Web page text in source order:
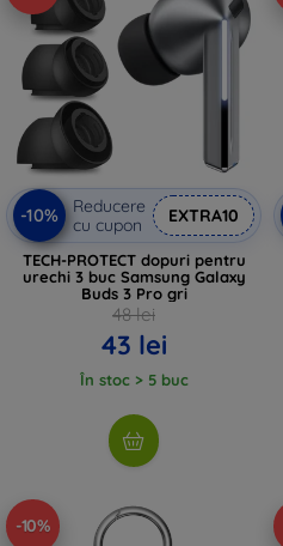
-10%
Reducere
cu cupon
EXTRA10
TECH-PROTECT dopuri pentru
urechi 3 buc Samsung Galaxy
Buds 3 Pro gri
48 lei
43 lei
În stoc > 5 buc
-10%